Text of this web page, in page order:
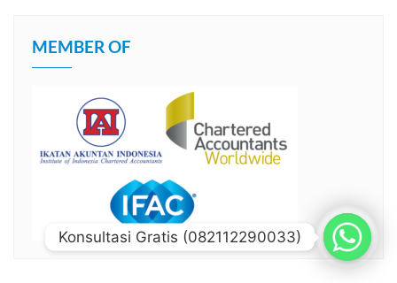
MEMBER OF
Konsultasi Gratis (082112290033)